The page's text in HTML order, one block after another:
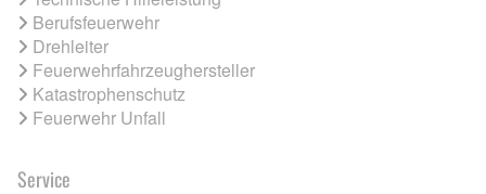
Berufsfeuerwehr
Drehleiter
Feuerwehrfahrzeughersteller
Katastrophenschutz
Feuerwehr Unfall
Service